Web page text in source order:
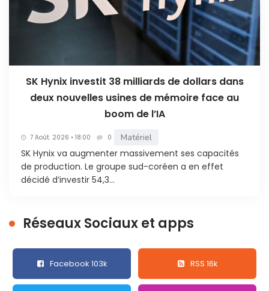
SK Hynix investit 38 milliards de dollars dans
deux nouvelles usines de mémoire face au
boom de l’IA
7 Août. 2026 • 18:00 0 Matériel
SK Hynix va augmenter massivement ses capacités
de production. Le groupe sud-coréen a en effet
décidé d’investir 54,3...
Réseaux Sociaux et apps
Facebook 103k RSS 16k